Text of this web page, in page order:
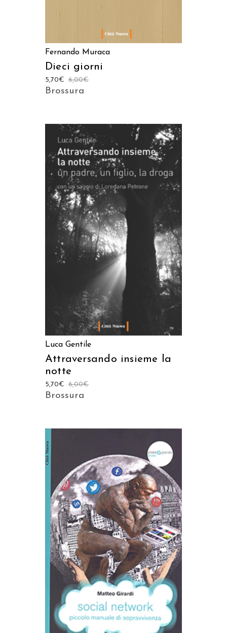
Fernando Muraca
Dieci giorni
6,00€
5,70€
Brossura
AGGIUNGI AL CARRELLO
Luca Gentile
Attraversando insieme la
notte
6,00€
5,70€
Brossura
AGGIUNGI AL CARRELLO